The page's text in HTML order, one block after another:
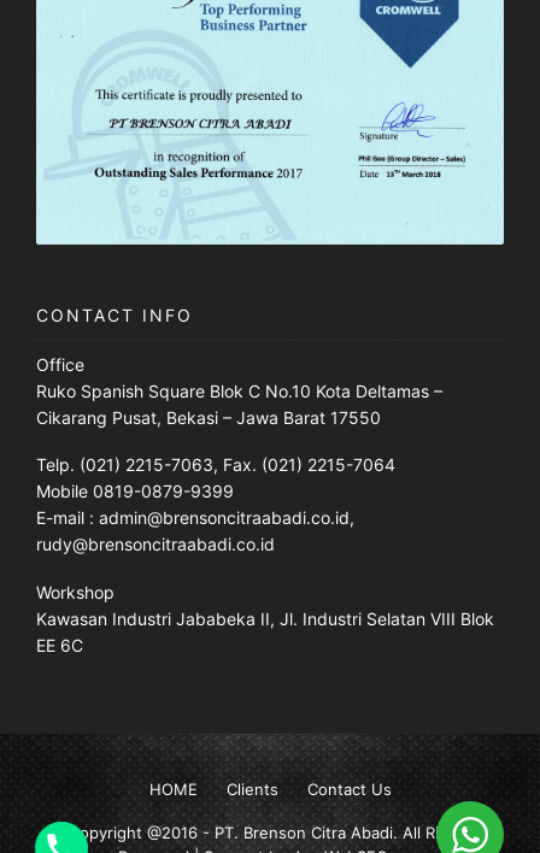
CONTACT INFO
Office
Ruko Spanish Square Blok C No.10 Kota Deltamas –
Cikarang Pusat, Bekasi – Jawa Barat 17550
Telp. (021) 2215-7063, Fax. (021) 2215-7064
Mobile 0819-0879-9399
E-mail : admin@brensoncitraabadi.co.id,
rudy@brensoncitraabadi.co.id
Workshop
Kawasan Industri Jababeka II, Jl. Industri Selatan VIII Blok
EE 6C
HOME Clients Contact Us
Copyright @2016 -PT. Brenson Citra Abadi. All Rights